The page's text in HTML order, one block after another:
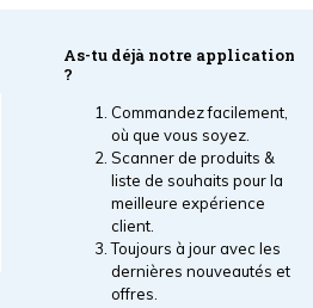
As-tu déjà notre application
?
Commandez facilement,
où que vous soyez.
Scanner de produits &
liste de souhaits pour la
meilleure expérience
client.
Toujours à jour avec les
dernières nouveautés et
offres.